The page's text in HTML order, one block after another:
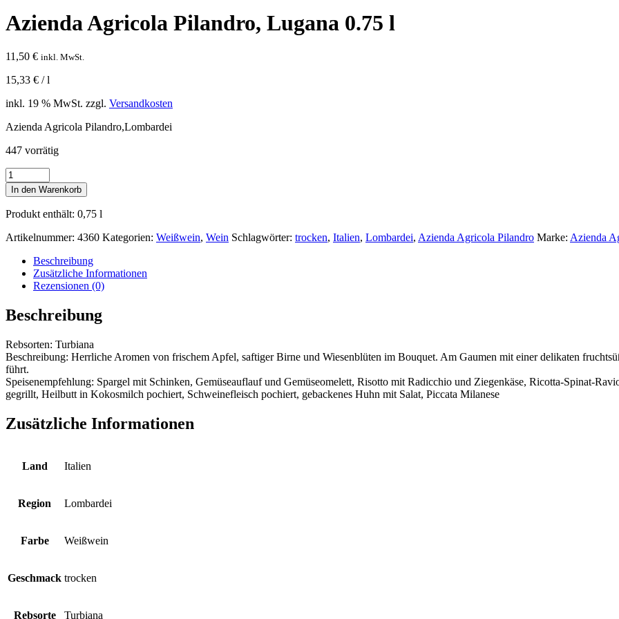
Azienda Agricola Pilandro, Lugana 0.75 l
11,50 € inkl. MwSt.
15,33 € /l
inkl. 19 % MwSt. zzgl. Versandkosten
Azienda Agricola Pilandro,Lombardei
447 vorrätig
Azienda
Agricola
Pilandro,
Lugana
l
In den Warenkorb
Produkt enthält: 0,75 l
Artikelnummer: 4360 Kategorien: Weißwein, Wein Schlagwörter: trocken, Italien, Lombardei, Azienda Agricola Pilandro Marke: Azienda
Beschreibung
Zusätzliche Informationen
Rezensionen (0)
Beschreibung
Rebsorten: Turbiana
Beschreibung: Herrliche Aromen von frischem Apfel, saftiger Birne und Wiesenblüten im Bouquet. Am Gaumen mit einer delikaten
führt.
Speisenempfehlung: Spargel mit Schinken, Gemüseauflauf und Gemüseomelett, Risotto mit Radicchio und Ziegenkäse, Ricotta-Spinat-
gegrillt, Heilbutt in Kokosmilch pochiert, Schweinefleisch pochiert, gebackenes Huhn mit Salat, Piccata Milanese
Zusätzliche Informationen
Land Italien
Region Lombardei
Farbe Weißwein
Geschmack trocken
Rebsorte Turbiana